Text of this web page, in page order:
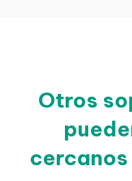
Otros
cercanos